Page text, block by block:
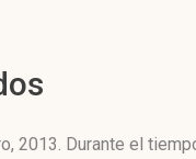
2013. Durante el